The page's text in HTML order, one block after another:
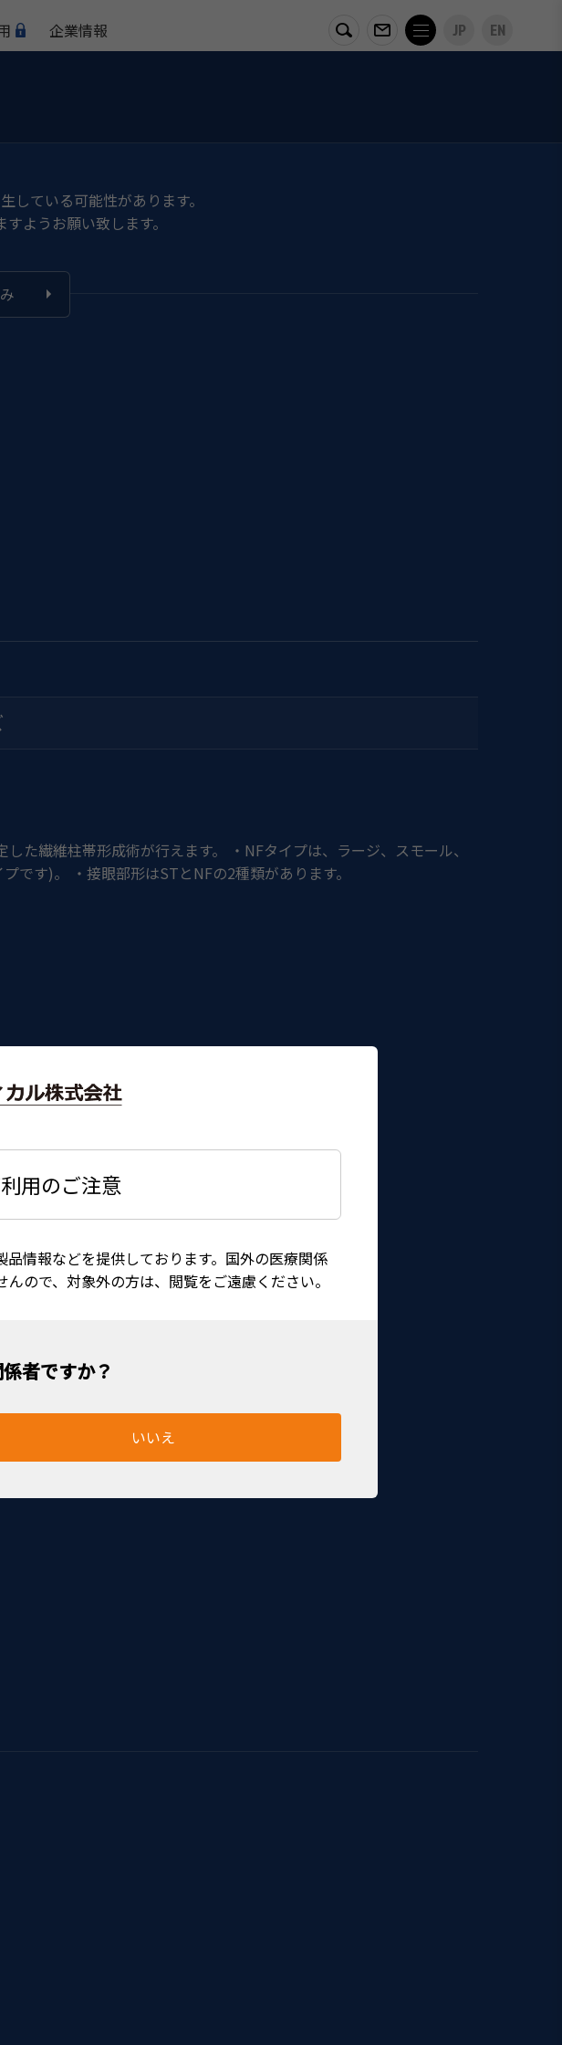
用のご注意
情報などを提供しております。国外の医療関係
ので、対象外の方は、閲覧をご遠慮ください。
いいえ
企業情報 JP EN
している可能性があります。
ようお願い致します。
た繊維柱帯形成術が行えます。 ・NFタイプは、ラージ、スモール、
です)。 ・接眼部形はSTとNFの2種類があります。